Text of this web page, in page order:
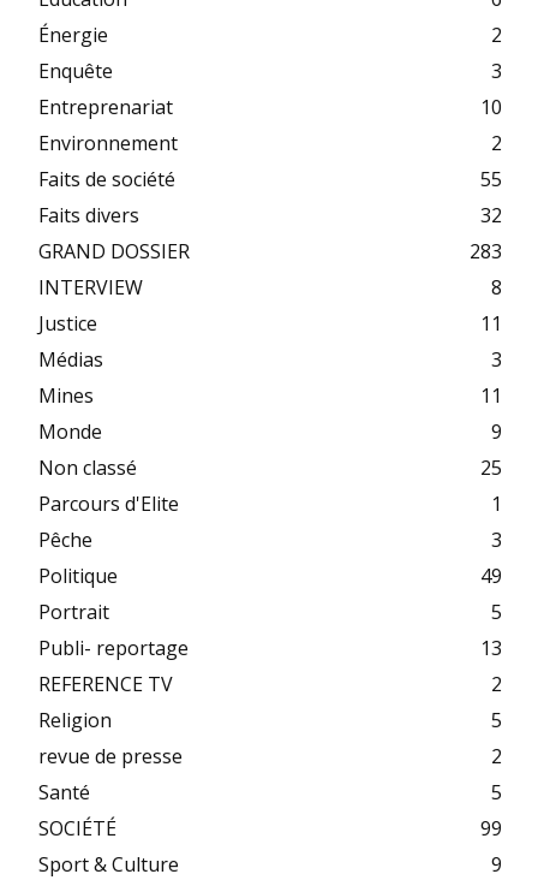
Énergie
2
Enquête
3
Entreprenariat
10
Environnement
2
Faits de société
55
Faits divers
32
GRAND DOSSIER
283
INTERVIEW
8
Justice
11
Médias
3
Mines
11
Monde
9
Non classé
25
Parcours d'Elite
1
Pêche
3
Politique
49
Portrait
5
Publi- reportage
13
REFERENCE TV
2
Religion
5
revue de presse
2
Santé
5
SOCIÉTÉ
99
Sport & Culture
9